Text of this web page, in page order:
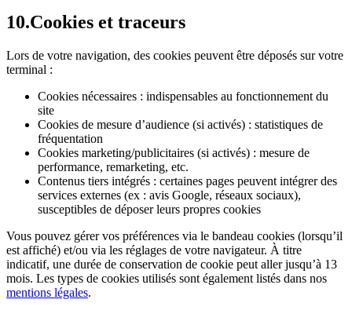
10.Cookies et traceurs
Lors de votre navigation, des cookies peuvent être déposés sur votre
terminal :
Cookies nécessaires : indispensables au fonctionnement du
site
Cookies de mesure d’audience (si activés) : statistiques de
fréquentation
Cookies marketing/publicitaires (si activés) : mesure de
performance, remarketing, etc.
Contenus tiers intégrés : certaines pages peuvent intégrer des
services externes (ex : avis Google, réseaux sociaux),
susceptibles de déposer leurs propres cookies
Vous pouvez gérer vos préférences via le bandeau cookies (lorsqu’il
est affiché) et/ou via les réglages de votre navigateur. À titre
indicatif, une durée de conservation de cookie peut aller jusqu’à 13
mois. Les types de cookies utilisés sont également listés dans nos
mentions légales.